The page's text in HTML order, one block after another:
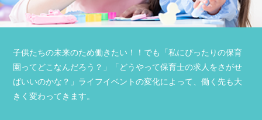
子供たちの未来のため働きたい！！でも「私にぴったりの保育
園ってどこなんだろう？」「どうやって保育士の求人をさがせ
ばいいのかな？」ライフイベントの変化によって、働く先も大
きく変わってきます。